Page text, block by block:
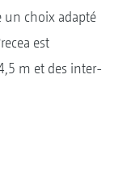
un choix adapté
est
m et des inter-